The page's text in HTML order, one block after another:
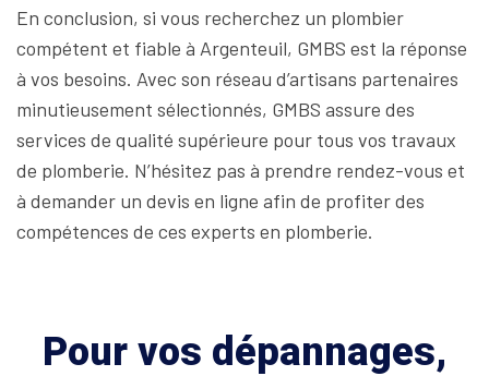
En conclusion, si vous recherchez un plombier
compétent et fiable à Argenteuil, GMBS est la réponse
à vos besoins. Avec son réseau d’artisans partenaires
minutieusement sélectionnés, GMBS assure des
services de qualité supérieure pour tous vos travaux
de plomberie. N’hésitez pas à prendre rendez-vous et
à demander un devis en ligne afin de profiter des
compétences de ces experts en plomberie.
Pour vos dépannages,